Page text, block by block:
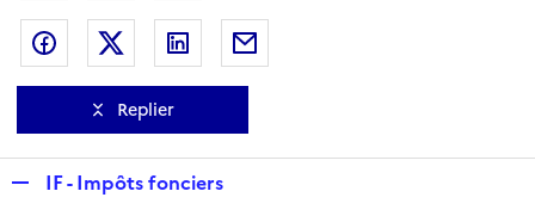
Partager sur Facebook
Partager sur Twitter
Partager sur LinkedIn
Replier
IF - Impôts fonciers